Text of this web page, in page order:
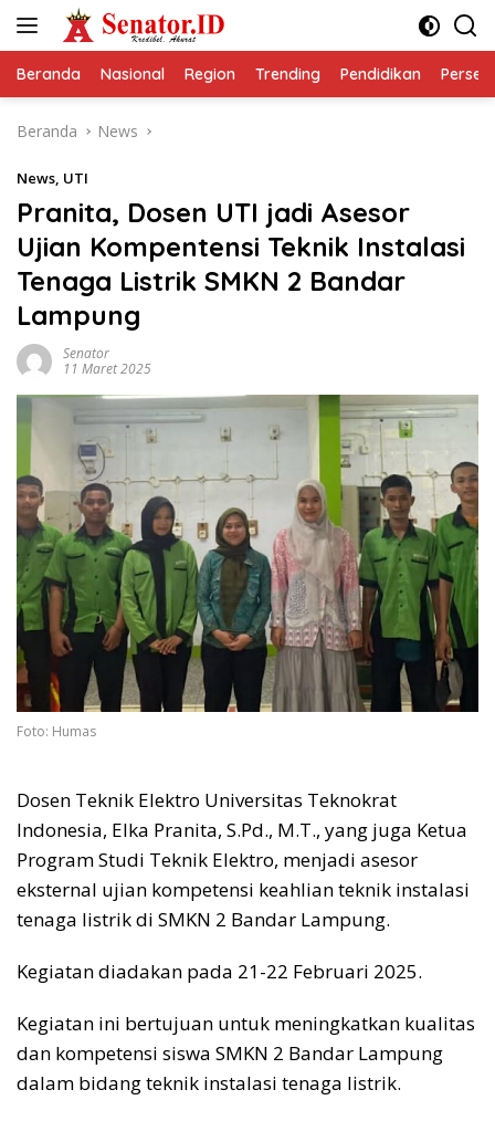
Beranda Nasional Region Trending Pendidikan
Beranda News
News, UTI
Pranita, Dosen UTI jadi Asesor
Ujian Kompentensi Teknik Instalasi
Tenaga Listrik SMKN 2 Bandar
Lampung
Senator
11 Maret 2025
Foto: Humas
Dosen Teknik Elektro Universitas Teknokrat
Indonesia, Elka Pranita, S.Pd., M.T., yang juga Ketua
Program Studi Teknik Elektro, menjadi asesor
eksternal ujian kompetensi keahlian teknik instalasi
tenaga listrik di SMKN 2 Bandar Lampung.
Kegiatan diadakan pada 21-22 Februari 2025.
Kegiatan ini bertujuan untuk meningkatkan kualitas
dan kompetensi siswa SMKN 2 Bandar Lampung
dalam bidang teknik instalasi tenaga listrik.